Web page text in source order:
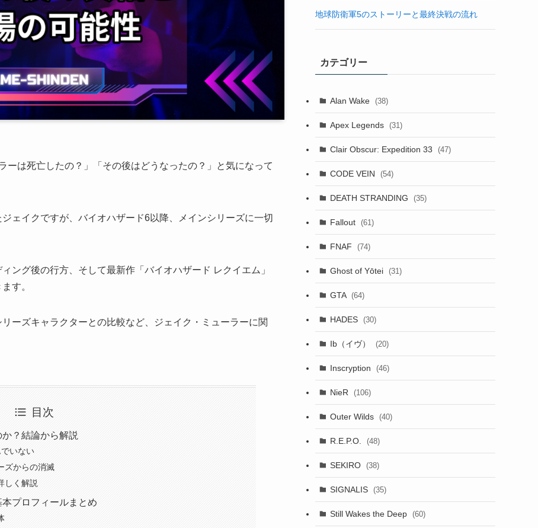
ーは死亡したの？」「その後はどうなったの？」と気になって
ェイクですが、バイオハザード6以降、メインシリーズに一切
ング後の行方、そして最新作「バイオハザード レクイエム」
す。
ーズキャラクターとの比較など、ジェイク・ミューラーに関
目次
？結論から解説
いない
ズからの消滅
しく解説
プロフィールまとめ
地球防衛軍5のストーリーと最終決戦の流れ
カテゴリー
Alan Wake (38)
Apex Legends (31)
Clair Obscur: Expedition 33 (47)
CODE VEIN (54)
DEATH STRANDING (35)
Fallout (61)
FNAF (74)
Ghost of Yōtei (31)
GTA (64)
HADES (30)
Ib（イヴ） (20)
Inscryption (46)
NieR (106)
Outer Wilds (40)
R.E.P.O. (48)
SEKIRO (38)
SIGNALIS (35)
Still Wakes the Deep (60)